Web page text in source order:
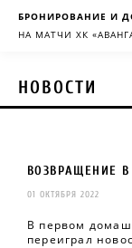
БРОНИРОВАНИЕ И
НА МАТЧИ ХК
НОВОСТИ
ВОЗВРАЩЕНИЕ
01 ОКТЯБРЯ 2022
В первом
переиграл